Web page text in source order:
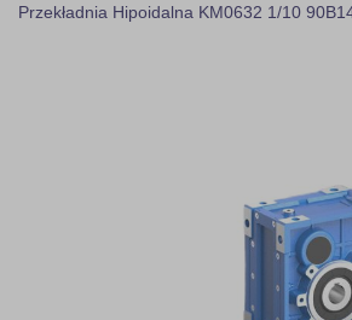
Przekładnia Hipoidalna KM0632 1/10